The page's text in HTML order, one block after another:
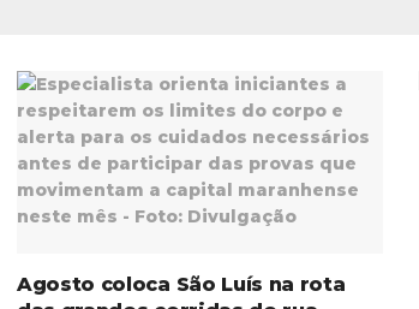
Agosto coloca São Luís na rota